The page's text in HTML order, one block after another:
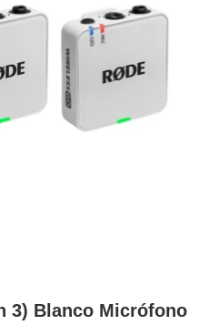
3) Blanco Micrófono